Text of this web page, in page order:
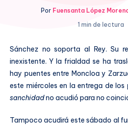
Por Fuensanta López
1 min de lectura
Sánchez no soporta al Rey. Su
inexistente. Y la frialdad se ha
hay puentes entre Moncloa y
este miércoles en la entrega de los
sanchidadno acudió para no
Tampoco acudirá este sábado al